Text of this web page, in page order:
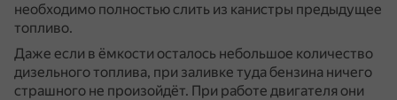
необходимо полностью слить из канистры предыдущее
топливо.
Даже если в ёмкости осталось небольшое количество
дизельного топлива, при заливке туда бензина ничего
страшного не произойдёт. При работе двигателя они